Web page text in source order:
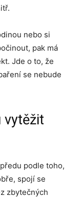
nebo si
pak má
Jde o to, že
se nebude
vytěžit
podle toho,
spojí se
zbytečných